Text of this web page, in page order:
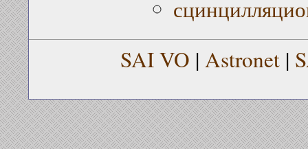
SAI VO | Astronet |